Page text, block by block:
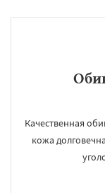
Качественная
кожа